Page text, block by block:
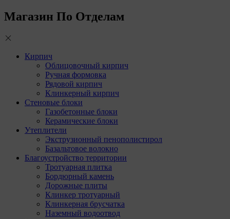
Магазин По Отделам
Кирпич
Облицовочный кирпич
Ручная формовка
Рядовой кирпич
Клинкерный кирпич
Стеновые блоки
Газобетонные блоки
Керамические блоки
Утеплители
Экструзионный пенополистирол
Базальтовое волокно
Благоустройство территории
Тротуарная плитка
Бордюрный камень
Дорожные плиты
Клинкер тротуарный
Клинкерная брусчатка
Наземный водоотвод